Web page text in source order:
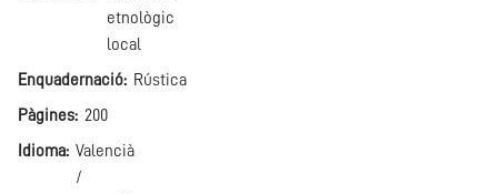
etnològic
local
Enquadernació Rústica
Pàgines 200
Idioma Valencià
/